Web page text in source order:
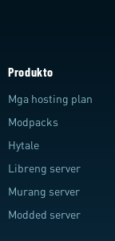
Produkto
Mga hosting plan
Modpacks
Hytale
Libreng server
Murang server
Modded server